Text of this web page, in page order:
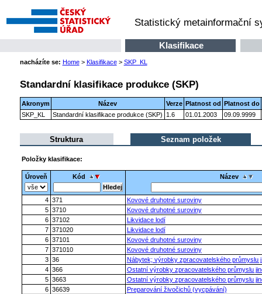
Statistický metainformační
Klasifikace
nacházíte se: Home> Klasifikace> SKP_KL
Standardní klasifikace produkce (SKP)
Akronym Název Verze Platnost od Platnost do
SKP_KL
Standardní klasifikace produkce (SKP) 1.6 01.01.2003 09.09.9999
Struktura Seznam položek
Položky klasifikace:
Úroveň Kód Název
4 371
Kovové druhotné suroviny
5 3710
Kovové druhotné suroviny
6 37102
Likvidace lodí
7 371020
Likvidace lodí
6 37101
Kovové druhotné suroviny
7 371010
Kovové druhotné suroviny
3 36
Nábytek; výrobky zpracovatelského průmyslu
4 366
Ostatní výrobky zpracovatelského průmyslu
5 3663
Ostatní výrobky zpracovatelského průmyslu
6 36639
Preparování živočichů (vycpávání)